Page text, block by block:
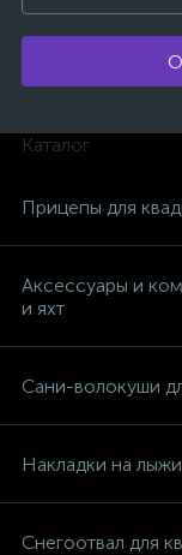
Каталог
Прицепы для
Аксессуары и
и яхт
Сани-волокуши
Накладки на
Снегоотвал для